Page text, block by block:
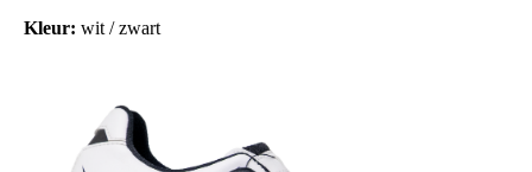
Kleur: wit / zwart